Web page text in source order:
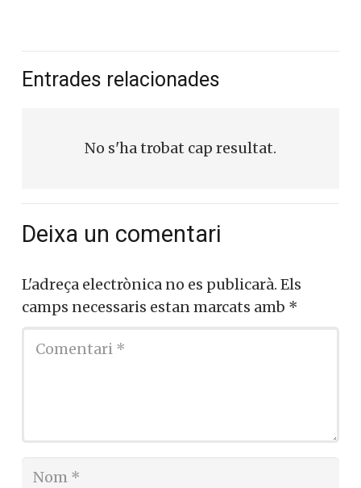
Entrades relacionades
No s'ha trobat cap resultat.
Deixa un comentari
L'adreça electrònica no es publicarà. Els
camps necessaris estan marcats amb *